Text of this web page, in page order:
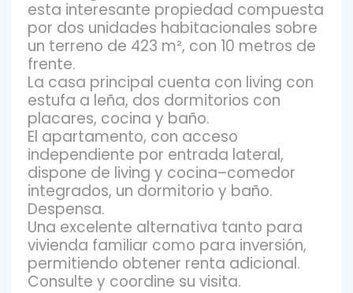
esta interesante propiedad compuesta
por dos unidades habitacionales sobre
un terreno de 423 m², con 10 metros de
frente.
La casa principal cuenta con living con
estufa a leña, dos dormitorios con
placares, cocina y baño.
El apartamento, con acceso
independiente por entrada lateral,
dispone de living y cocina–comedor
integrados, un dormitorio y baño.
Despensa.
Una excelente alternativa tanto para
vivienda familiar como para inversión,
permitiendo obtener renta adicional.
Consulte y coordine su visita.